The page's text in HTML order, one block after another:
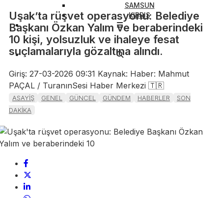
SAMSUN
KIBRIS
Uşak’ta rüşvet operasyonu: Belediye
Başkanı Özkan Yalım ve beraberindeki
10 kişi, yolsuzluk ve ihaleye fesat
suçlamalarıyla gözaltına alındı.
Giriş: 27-03-2026 09:31 Kaynak: Haber: Mahmut
PAÇAL / TuranınSesi Haber Merkezi 🇹🇷
ASAYİŞ GENEL GÜNCEL GÜNDEM HABERLER
SON
DAKİKA